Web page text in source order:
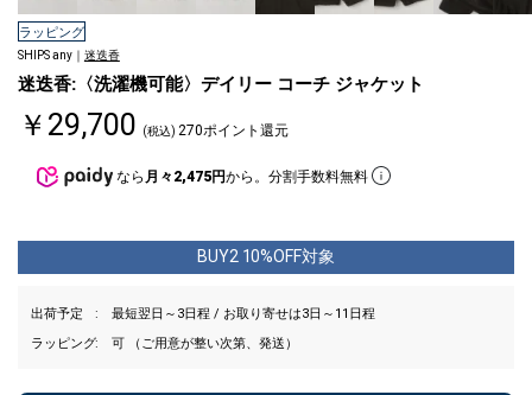
ラッピング
SHIPS any｜ 迷迭香
迷迭香:〈洗濯機可能〉デイリー コーチ ジャケット
￥29,700 (税込) 270ポイント還元
なら 月々2,475円から。分割手数料無料
BUY2 10%OFF対象
出荷予定
最短翌日～3日程 / お取り寄せは3日～11日程
ラッピング
可 （ご用意が整い次第、発送）